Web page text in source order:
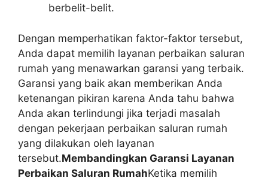
berbelit-belit.
Dengan memperhatikan faktor-faktor tersebut,
Anda dapat memilih layanan perbaikan saluran
rumah yang menawarkan garansi yang terbaik.
Garansi yang baik akan memberikan Anda
ketenangan pikiran karena Anda tahu bahwa
Anda akan terlindungi jika terjadi masalah
dengan pekerjaan perbaikan saluran rumah
yang dilakukan oleh layanan
tersebut.Membandingkan Garansi Layanan
Perbaikan Saluran RumahKetika memilih